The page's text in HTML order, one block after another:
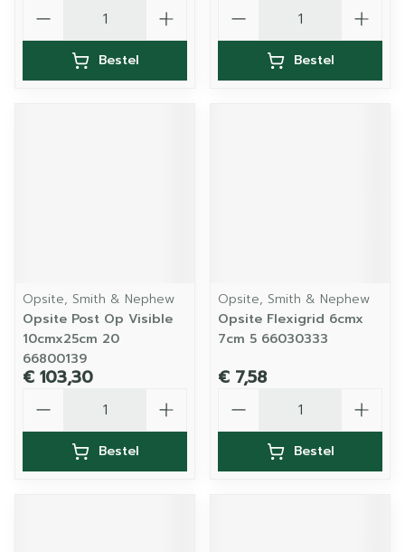
Bestel Bestel
Opsite, Smith & Nephew
Opsite Post Op Visible
10cmx25cm 20
66800139
€ 103,30
Bestel
Opsite, Smith & Nephew
Opsite Flexigrid 6cmx
7cm 5 66030333
€ 7,58
Bestel